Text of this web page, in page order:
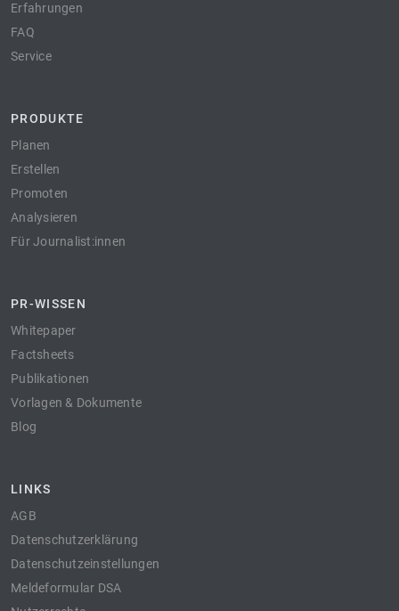
Erfahrungen
FAQ
Service
PRODUKTE
Planen
Erstellen
Promoten
Analysieren
Für Journalist:innen
PR-WISSEN
Whitepaper
Factsheets
Publikationen
Vorlagen & Dokumente
Blog
LINKS
AGB
Datenschutzerklärung
Datenschutzeinstellungen
Meldeformular DSA